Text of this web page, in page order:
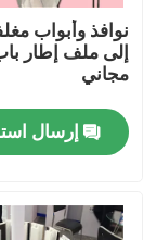
جولة في المعمل
رقابة جودة
اتصل بنا
اطلب اقتباس
نوافذ وأبواب
مجاني
إرسال